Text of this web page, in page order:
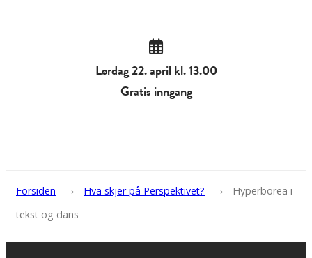
Lørdag 22. april kl. 13.00
Gratis inngang
Forsiden → Hva skjer på Perspektivet? →
Hyperborea i
tekst og dans